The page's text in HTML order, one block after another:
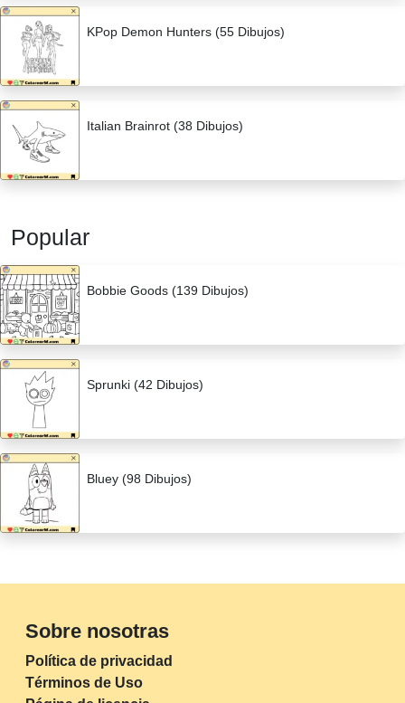
KPop Demon Hunters (55 Dibujos)
Italian Brainrot (38 Dibujos)
Popular
Bobbie Goods (139 Dibujos)
Sprunki (42 Dibujos)
Bluey (98 Dibujos)
Sobre nosotras
Política de privacidad
Términos de Uso